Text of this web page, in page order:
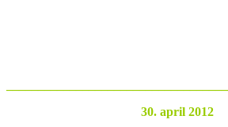
30. april 2012